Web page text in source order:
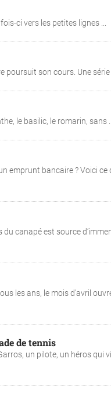
ci vers les petites lignes ...
son cours. Une série
le basilic, le romarin, sans
emprunt bancaire ? Voici ce
canapé est source
les ans, le mois d’avril
de tennis
un pilote, un héros qui